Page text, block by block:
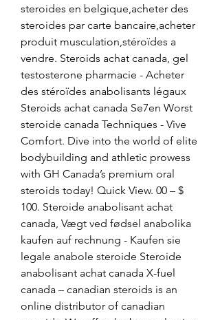
steroides en belgique,acheter des
steroides par carte bancaire,acheter
produit musculation,stéroïdes a
vendre. Steroids achat canada, gel
testosterone pharmacie - Acheter
des stéroïdes anabolisants légaux
Steroids achat canada Se7en Worst
steroide canada Techniques - Vive
Comfort. Dive into the world of elite
bodybuilding and athletic prowess
with GH Canada’s premium oral
steroids today! Quick View. 00 – $
100. Steroide anabolisant achat
canada, Vægt ved fødsel anabolika
kaufen auf rechnung - Kaufen sie
legale anabole steroide Steroide
anabolisant achat canada X-fuel
canada – canadian steroids is an
online distributor of canadian